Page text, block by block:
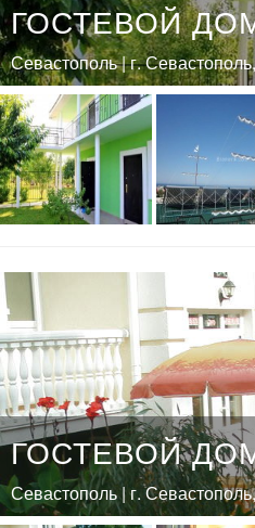
ГОСТЕВОЙ
Севастополь | г.
ГОСТЕВОЙ
Севастополь | г.